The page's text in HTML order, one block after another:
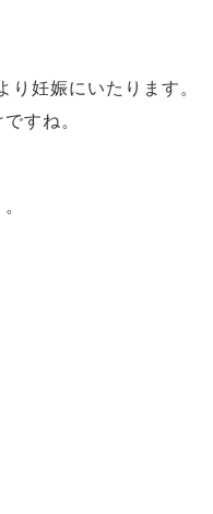
り妊娠にいたります。
すね。